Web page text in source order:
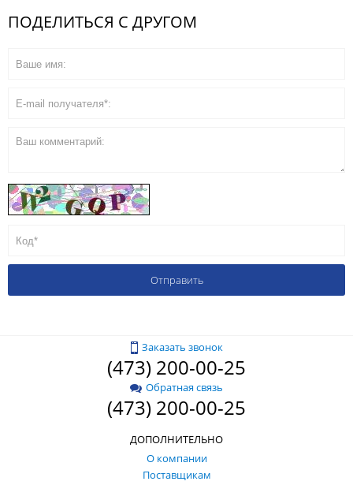
ПОДЕЛИТЬСЯ С ДРУГОМ
Заказать звонок
(473) 200-00-25
Обратная связь
(473) 200-00-25
ДОПОЛНИТЕЛЬНО
О компании
Поставщикам